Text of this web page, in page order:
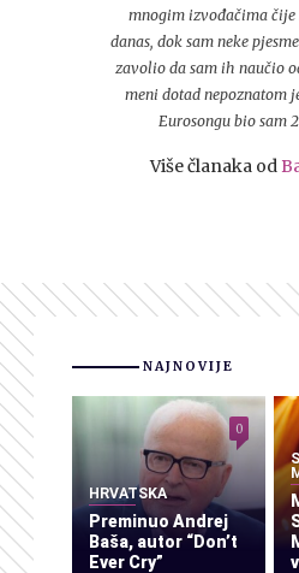
mnogim izvođačima
danas, dok sam neke
zavolio da sam ih naučio
meni dotad nepoznatom
Eurosongu bio sam
Više članaka od
NAJNOVIJE
HRVATSKA
Preminuo Andrej
Baša, autor “Don’t
Ever Cry”
0